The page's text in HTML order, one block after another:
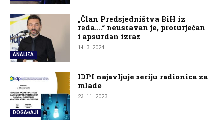
ANALIZA
„Član Predsjedništva BiH iz
reda….“ neustavan je, proturječan
i apsurdan izraz
14. 3. 2024.
DOGAĐAJI
IDPI najavljuje seriju radionica za
mlade
23. 11. 2023.